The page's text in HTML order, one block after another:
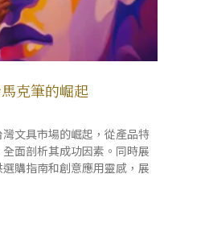
克筆的崛起
文具市場的崛起，從產品特
面剖析其成功因素。同時展
購指南和創意應用靈感，展